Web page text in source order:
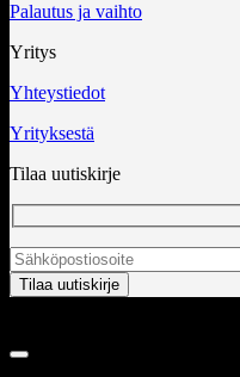
Palautus ja vaihto
Yritys
Yhteystiedot
Yrityksestä
Tilaa uutiskirje